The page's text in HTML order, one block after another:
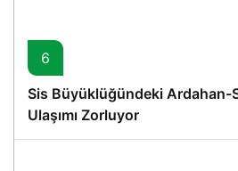
6
Sis Büyüklüğündeki Ardahan-
Ulaşımı Zorluyor